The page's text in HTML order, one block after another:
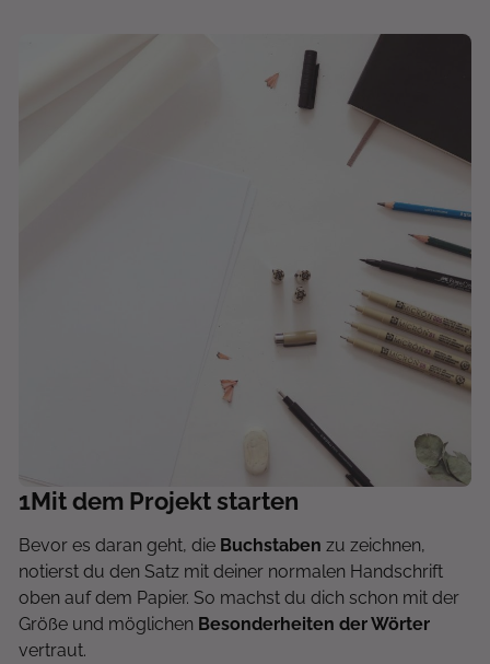
1Mit dem Projekt starten
Bevor es daran geht, die Buchstaben zu zeichnen,
notierst du den Satz mit deiner normalen Handschrift
oben auf dem Papier. So machst du dich schon mit der
Größe und möglichen Besonderheiten der Wörter
vertraut.